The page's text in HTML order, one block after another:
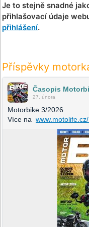
Je to stejně snadné
přihlašovací údaje
přihlášení.
Příspěvky
Časopis
27. února
Motorbike 3/2026
Více na